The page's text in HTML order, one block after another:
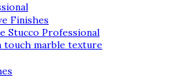
Finishes
Stucco Professional
touch marble texture